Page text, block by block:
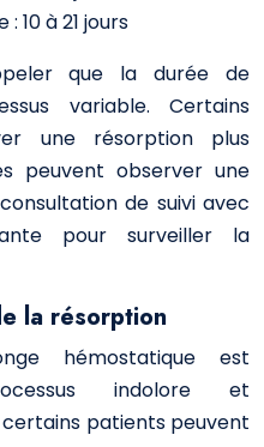
10 à 21 jours
que la durée de
variable. Certains
une résorption plus
peuvent observer une
de suivi avec
pour surveiller la
la résorption
hémostatique est
indolore et
patients peuvent